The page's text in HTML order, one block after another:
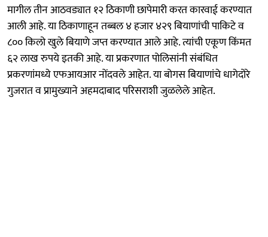
मागील तीन आठवड्यात १२ ठिकाणी छापेमारी करत कारवाई करण्यात
आली आहे. या ठिकाणाहून तब्बल ४ हजार ४२९ बियाणांची पाकिटे व
८०० किलो खुले बियाणे जप्त करण्यात आले आहे. त्यांची एकूण किंमत
६२ लाख रुपये इतकी आहे. या प्रकरणात पोलिसांनी संबंधित
प्रकरणांमध्ये एफआयआर नोंदवले आहेत. या बोगस बियाणांचे धागेदोरे
गुजरात व प्रामुख्याने अहमदाबाद परिसराशी जुळलेले आहेत.